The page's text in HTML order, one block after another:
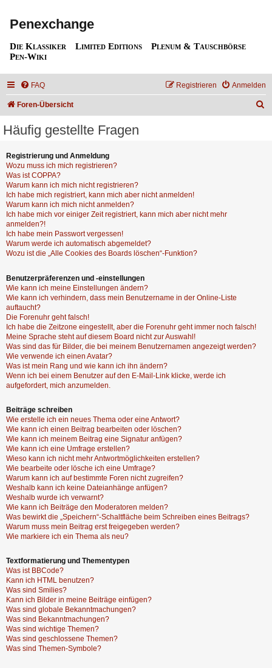
Penexchange
Die Klassiker Limited Editions
Plenum & Tauschbörse
Pen-Wiki
FAQ Anmelden
Registrieren
Foren-Übersicht
Häufig gestellte Fragen
Registrierung und Anmeldung
Wozu muss ich mich registrieren?
Was ist COPPA?
Warum kann ich mich nicht registrieren?
Ich habe mich registriert, kann mich aber nicht anmelden!
Warum kann ich mich nicht anmelden?
Ich habe mich vor einiger Zeit registriert, kann mich aber nicht mehr
anmelden?!
Ich habe mein Passwort vergessen!
Warum werde ich automatisch abgemeldet?
Wozu ist die „Alle Cookies des Boards löschen“-Funktion?
Benutzerpräferenzen und -einstellungen
Wie kann ich meine Einstellungen ändern?
Wie kann ich verhindern, dass mein Benutzername in der Online-Liste
auftaucht?
Die Forenuhr geht falsch!
Ich habe die Zeitzone eingestellt, aber die Forenuhr geht immer noch falsch!
Meine Sprache steht auf diesem Board nicht zur Auswahl!
Was sind das für Bilder, die bei meinem Benutzernamen angezeigt werden?
Wie verwende ich einen Avatar?
Was ist mein Rang und wie kann ich ihn ändern?
Wenn ich bei einem Benutzer auf den E-Mail-Link klicke, werde ich
aufgefordert, mich anzumelden.
Beiträge schreiben
Wie erstelle ich ein neues Thema oder eine Antwort?
Wie kann ich einen Beitrag bearbeiten oder löschen?
Wie kann ich meinem Beitrag eine Signatur anfügen?
Wie kann ich eine Umfrage erstellen?
Wieso kann ich nicht mehr Antwortmöglichkeiten erstellen?
Wie bearbeite oder lösche ich eine Umfrage?
Warum kann ich auf bestimmte Foren nicht zugreifen?
Weshalb kann ich keine Dateianhänge anfügen?
Weshalb wurde ich verwarnt?
Wie kann ich Beiträge den Moderatoren melden?
Was bewirkt die „Speichern“-Schaltfläche beim Schreiben eines Beitrags?
Warum muss mein Beitrag erst freigegeben werden?
Wie markiere ich ein Thema als neu?
Textformatierung und Thementypen
Was ist BBCode?
Kann ich HTML benutzen?
Was sind Smilies?
Kann ich Bilder in meine Beiträge einfügen?
Was sind globale Bekanntmachungen?
Was sind Bekanntmachungen?
Was sind wichtige Themen?
Was sind geschlossene Themen?
Was sind Themen-Symbole?